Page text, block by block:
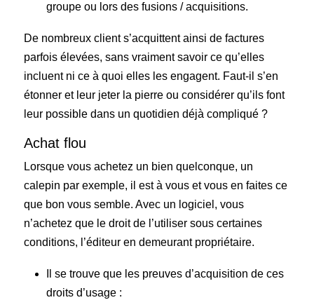
groupe ou lors des fusions / acquisitions.
De nombreux client s’acquittent ainsi de factures
parfois élevées, sans vraiment savoir ce qu’elles
incluent ni ce à quoi elles les engagent. Faut-il s’en
étonner et leur jeter la pierre ou considérer qu’ils font
leur possible dans un quotidien déjà compliqué ?
Achat flou
Lorsque vous achetez un bien quelconque, un
calepin par exemple, il est à vous et vous en faites ce
que bon vous semble. Avec un logiciel, vous
n’achetez que le droit de l’utiliser sous certaines
conditions, l’éditeur en demeurant propriétaire.
Il se trouve que les preuves d’acquisition de ces
droits d’usage :